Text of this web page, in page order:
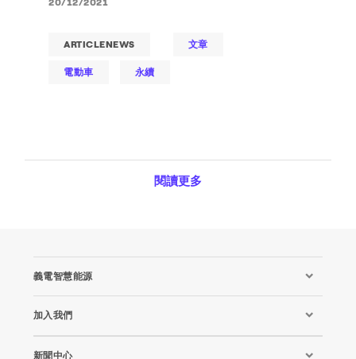
ARTICLENEWS 文章
電動車 永續
20/12/2021
閱讀更多
義電智慧能源
加入我們
新聞中心